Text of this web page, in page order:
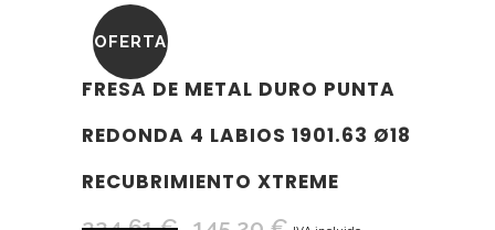
OFERTA
FRESA DE METAL DURO PUNTA
REDONDA 4 LABIOS 1901.63 Ø18
RECUBRIMIENTO XTREME